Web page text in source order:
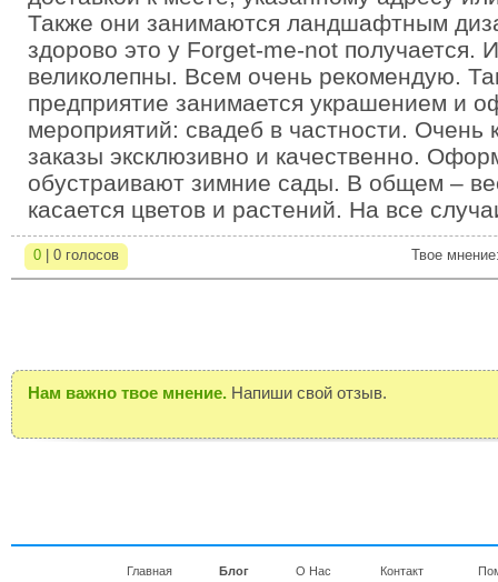
Также они занимаются ландшафтным
здорово это у Forget-me-not получается.
великолепны. Всем очень рекомендую.
предприятие занимается украшением и
мероприятий: свадеб в частности. Очень
заказы эксклюзивно и качественно.
обустраивают зимние сады. В общем –
касается цветов и растений. На все
0 | 0 голосов Твое
Нам важно твое мнение. Напиши свой отзыв.
Главная Блог О Нас Контакт